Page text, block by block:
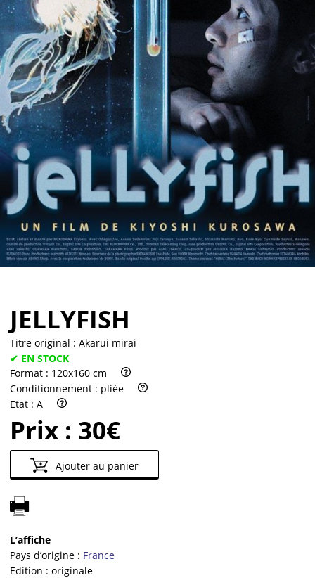
Vendre
JELLYFISH
Titre original : Akarui mirai
✔ EN STOCK
Format : 120x160 cm
Conditionnement : pliée
Etat : A
Prix : 30€
Ajouter au panier
L’affiche
Pays d’origine : France
Edition : originale